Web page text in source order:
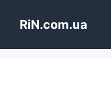
вмістуRiN.com.ua